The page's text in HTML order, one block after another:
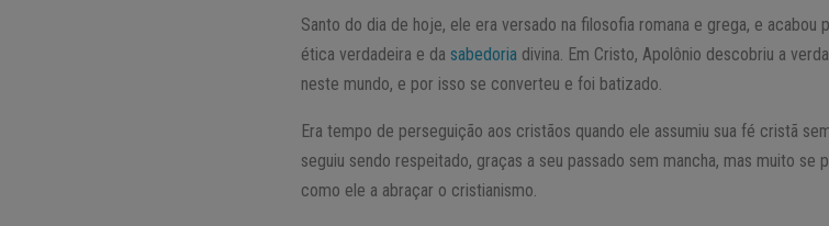
Santo do dia de hoje, ele era versado na filosofia romana e grega, e acabou
ética verdadeira e dasabedoria divina. Em Cristo, Apolônio descobriu a
neste mundo, e por isso se converteu e foi batizado.
Era tempo de perseguição aos cristãos quando ele assumiu sua fé cristã
seguiu sendo respeitado, graças a seu passado sem mancha, mas muito se
como ele a abraçar o cristianismo.